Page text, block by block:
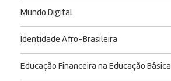
Mundo Digital
Identidade Afro-Brasileira
Educação Financeira na Educação Básica